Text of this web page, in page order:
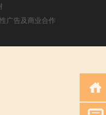
广告及商业合作